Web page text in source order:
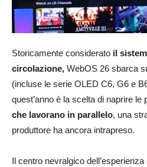
Storicamente considerato il
circolazione, WebOS 26 sbarca
(incluse le serie OLED C6, G6 e
quest’anno è la scelta di naprire le
che lavorano in parallelo, una
produttore ha ancora intrapreso.
Il centro nevralgico dell’esperienza